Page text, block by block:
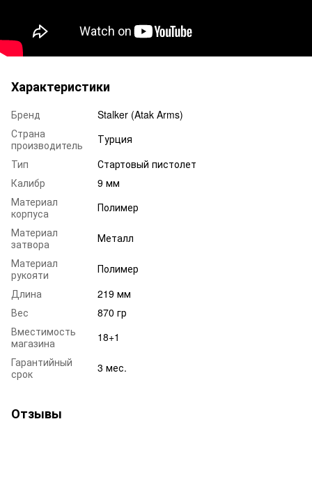
Характеристики
Бренд
Stalker (Atak Arms)
Страна
производитель
Турция
Тип
Стартовый пистолет
Калибр
9 мм
Материал
корпуса
Полимер
Материал
затвора
Металл
Материал
рукояти
Полимер
Длина
219 мм
Вес
870 гр
Вместимость
магазина
18+1
Гарантийный
срок
3 мес.
Отзывы